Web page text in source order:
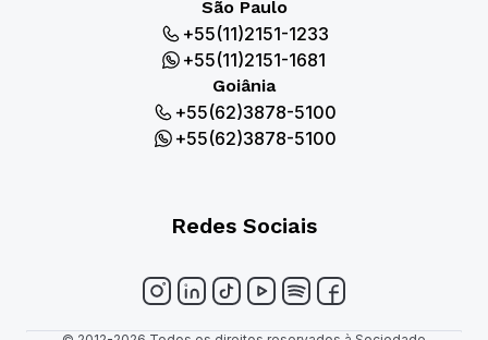
São Paulo
+55(11)2151-1233
+55(11)2151-1681
Goiânia
+55(62)3878-5100
+55(62)3878-5100
Redes Sociais